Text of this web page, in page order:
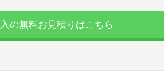
の無料お見積りはこちら